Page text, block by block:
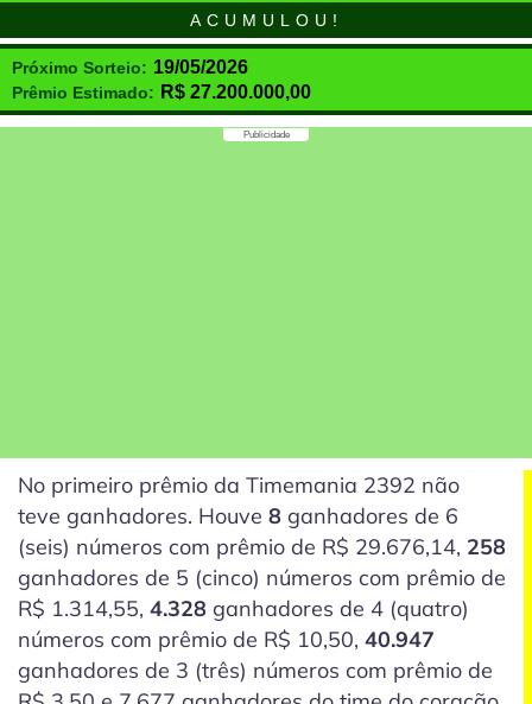
ACUMULOU!
Próximo Sorteio: 19/05/2026
Prêmio Estimado: R$ 27.200.000,00
Publicidade
No primeiro prêmio da Timemania 2392 não
teve ganhadores. Houve 8 ganhadores de 6
(seis) números com prêmio de R$ 29.676,14, 258
ganhadores de 5 (cinco) números com prêmio de
R$ 1.314,55, 4.328 ganhadores de 4 (quatro)
números com prêmio de R$ 10,50, 40.947
ganhadores de 3 (três) números com prêmio de